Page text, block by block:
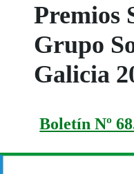
Premios
Grupo
Galicia
Boletín Nº